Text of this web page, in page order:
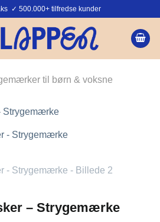
✓ 500.000+ tilfredse kunder
til børn & voksne
– Strygemærke